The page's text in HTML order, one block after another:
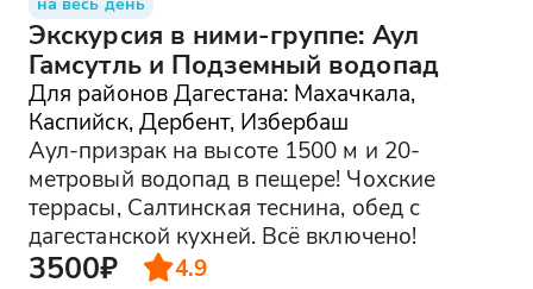
Экскурсия в ними-группе: Аул
Гамсутль и Подземный водопад
Для районов Дагестана: Махачкала,
Каспийск, Дербент, Избербаш
Аул-призрак на высоте 1500 м и 20-
метровый водопад в пещере! Чохские
террасы, Салтинская теснина, обед с
дагестанской кухней. Всё включено!
3500₽ 4.9